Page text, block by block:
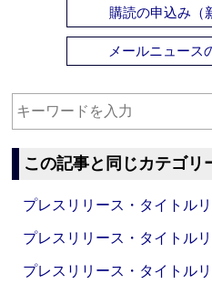
購読の申込み（
メールニュース
この記事と同じカテゴリ
プレスリリース・タイトル
プレスリリース・タイトル
プレスリリース・タイトル